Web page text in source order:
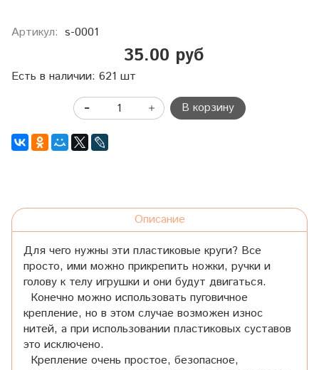
Артикул: s-0001
35.00 руб
Есть в наличии: 621 шт
В корзину
Описание
Для чего нужны эти пластиковые круги? Все
просто, ими можно прикрепить ножки, ручки и
голову к телу игрушки и они будут двигаться.
Конечно можно использовать пуговичное
крепление, но в этом случае возможен износ
нитей, а при использовании пластиковых суставов
это исключено.
Крепление очень простое, безопасное,